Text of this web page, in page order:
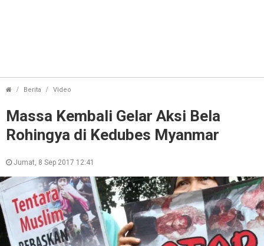
Berita Video
Massa Kembali Gelar Aksi Bela
Rohingya di Kedubes Myanmar
Jumat, 8 Sep 2017 12:41